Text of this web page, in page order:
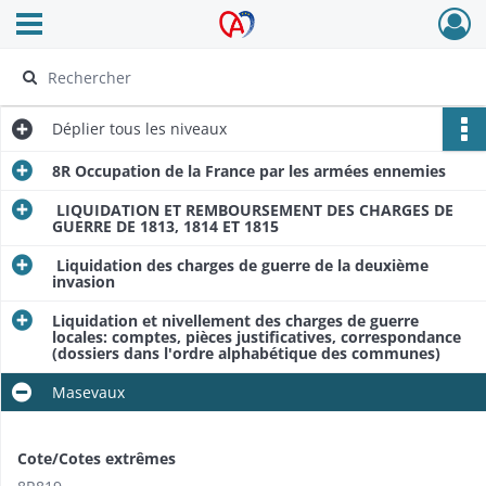
Archives Alsace - Colmar
Ouvrir le menu déroulant
Déplier tous les niveaux
8R Occupation de la France par les armées ennemies
LIQUIDATION ET REMBOURSEMENT DES CHARGES DE
GUERRE DE 1813, 1814 ET 1815
Liquidation des charges de guerre de la deuxième
invasion
Liquidation et nivellement des charges de guerre
locales: comptes, pièces justificatives, correspondance
(dossiers dans l'ordre alphabétique des communes)
Masevaux
Cote/Cotes extrêmes